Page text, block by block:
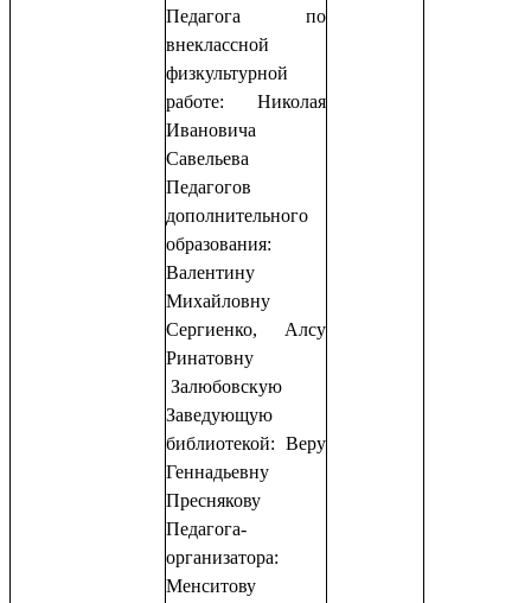
Педагога по
внеклассной
физкультурной
работе: Николая
Ивановича
Савельева
Педагогов
дополнительного
образования:
Валентину
Михайловну
Сергиенко, Алсу
Ринатовну
Залюбовскую
Заведующую
библиотекой: Веру
Геннадьевну
Преснякову
Педагога-
организатора:
Менситову